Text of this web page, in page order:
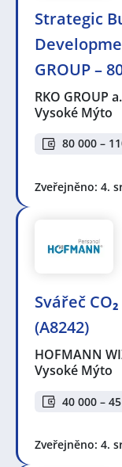
Strategic
GROUP –
RKO GROUP
Vysoké Mýto
80 000 –
Zveřejněno: 4.
Svářeč
(A8242)
HOFMANN
Vysoké Mýto
40 000 –
Zveřejněno: 4.